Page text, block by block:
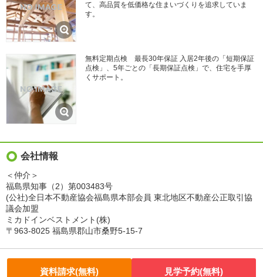
て、高品質を低価格な住まいづくりを追求していま
す。
無料定期点検 最長30年保証 入居2年後の「短期保証
点検」、5年ごとの「長期保証点検」で、住宅を手厚
くサポート。
会社情報
＜仲介＞
福島県知事（2）第003483号
(公社)全日本不動産協会福島県本部会員 東北地区不動産公正取引協
議会加盟
ミカドインベストメント(株)
〒963-8025 福島県郡山市桑野5-15-7
資料請求(無料) 見学予約(無料)